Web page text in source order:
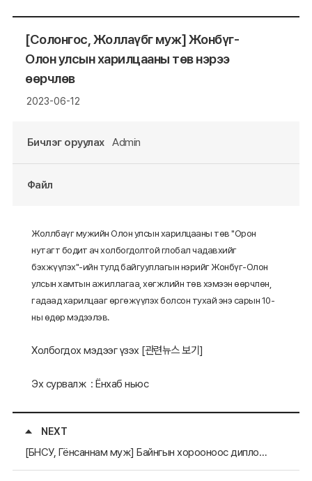
[Солонгос, Жоллаүбг муж] Жонбүг-
Олон улсын харилцааны төв нэрээ
өөрчлөв
2023-06-12
Бичлэг оруулах Admin
Файл
Жоллбаүг мужийн Олон улсын харилцааны төв "Орон
нутагт бодит ач холбогдолтой глобал чадавхийг
бэхжүүлэх"-ийн тулд байгууллагын нэрийг Жонбүг-Олон
улсын хамтын ажиллагаа, хөгжлийн төв хэмээн өөрчлөн,
гадаад харилцааг өргөжүүлэх болсон тухай энэ сарын 10-
ны өдөр мэдээлэв.
Холбогдох мэдээг үзэх [관련뉴스 보기 ]
Эх сурвалж : Ёнхаб ньюс
NEXT
[БНСУ, Гёнсаннам муж] Байнгын хорооноос дипломат үйл ажиллагааг идэвхжүүлэх тухай захирамжийг баталлаа